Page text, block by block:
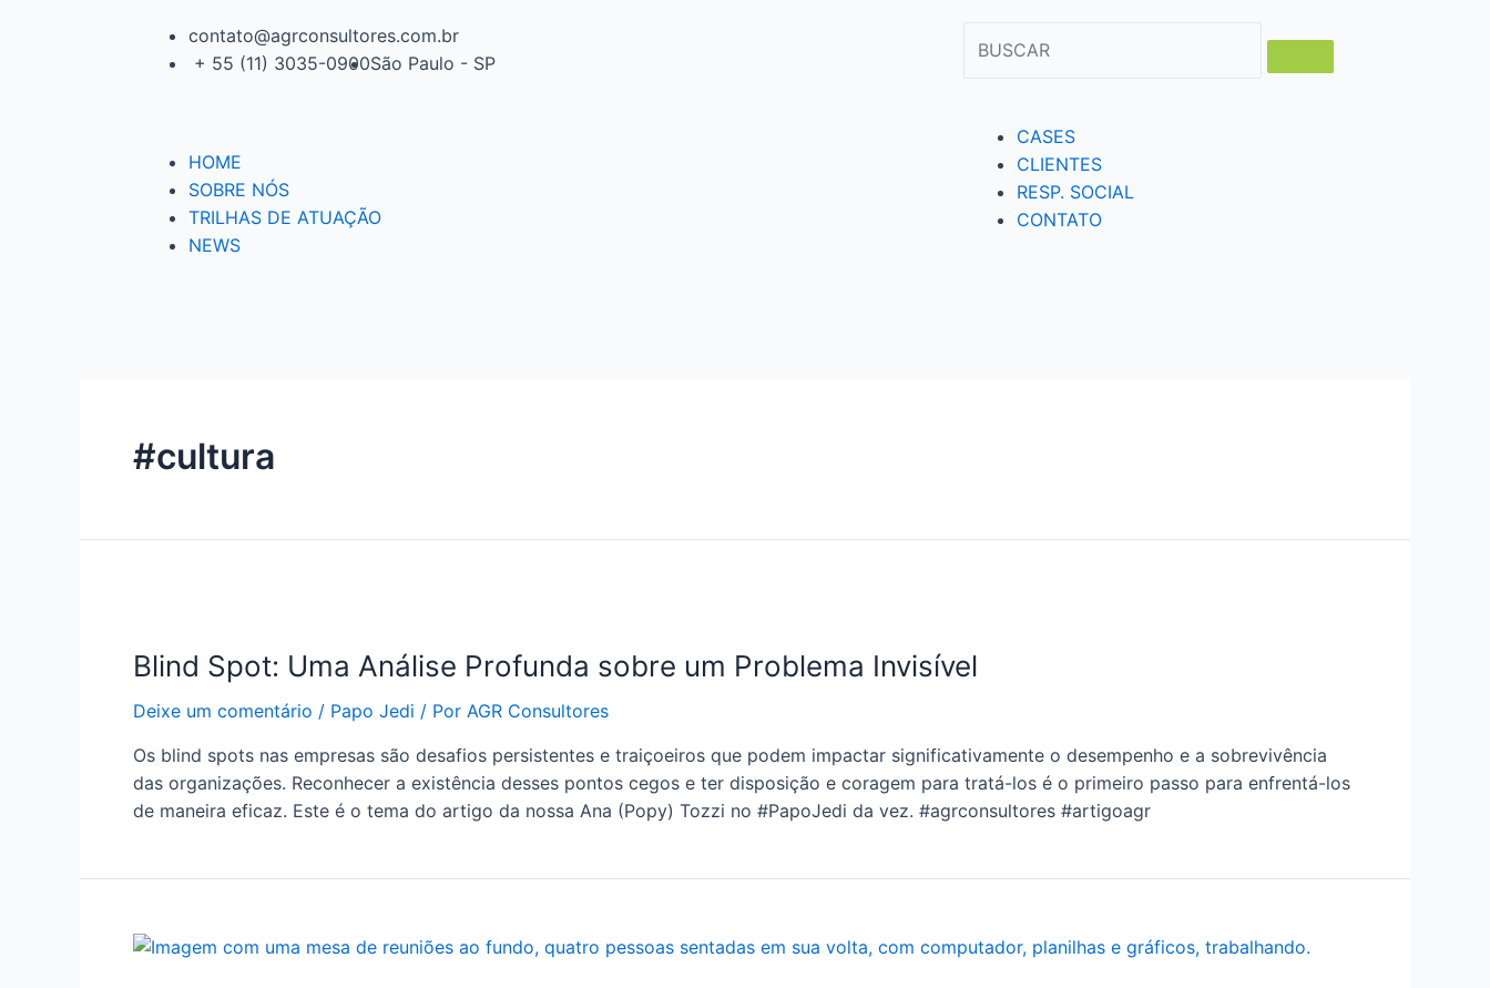
contato@agrconsultores.com.br
+ 55 (11) 3035-0900São Paulo - SP
HOME
SOBRE NÓS
TRILHAS DE ATUAÇÃO
NEWS
CASES
CLIENTES
RESP. SOCIAL
CONTATO
#cultura
Blind Spot: Uma Análise Profunda sobre um Problema Invisível
Deixe um comentário / Papo Jedi / Por AGR Consultores
Os blind spots nas empresas são desafios persistentes e traiçoeiros que podem impactar significativamente o desempenho e a sobrevivência
das organizações. Reconhecer a existência desses pontos cegos e ter disposição e coragem para tratá-los é o primeiro passo para enfrentá-los
de maneira eficaz. Este é o tema do artigo da nossa Ana (Popy) Tozzi no #PapoJedi da vez. #agrconsultores #artigoagr